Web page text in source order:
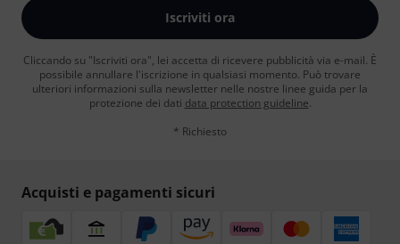
Iscriviti ora
Cliccando su "Iscriviti ora", lei accetta di ricevere pubblicità via e-mail. È
possibile annullare l'iscrizione in qualsiasi momento. Può trovare
ulteriori informazioni sulla newsletter nelle nostre linee guida per la
protezione dei dati data protection guideline.
* Richiesto
Acquisti e pagamenti sicuri